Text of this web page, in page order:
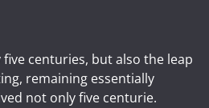
centuries, but also the leap
remaining essentially
not only five centurie.